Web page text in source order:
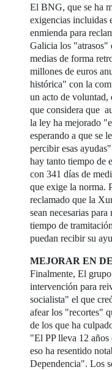
El BNG, que se ha
exigencias incluidas
enmienda para
Galicia los "atrasos"
medias de forma
millones de euros
histórica" con la
un acto de
que considera que
la ley ha mejorado
esperando a que se
percibir esas
hay tanto tiempo de
con 341 días de
que exige la norma.
reclamado que la
sean necesarias
tiempo de
puedan recibir su
MEJORAR EN
Finalmente, El
intervención para
socialista" el que
afear los "recortes"
de los que ha
"El PP lleva 12
eso ha resentido
Dependencia". Los